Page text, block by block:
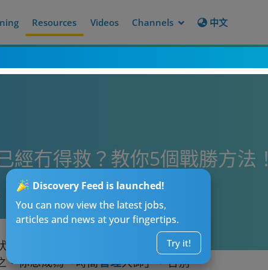
Resources Videos Channels 中文
Discovery Feed is launched!
You can now view the latest jobs,
articles and news at your fingertips.
Try it!
經冇得救？教你5個戰勝方法！
的打工仔習慣用無數的藉口推遲或拖
。你想成為「時間管理大師」，告別